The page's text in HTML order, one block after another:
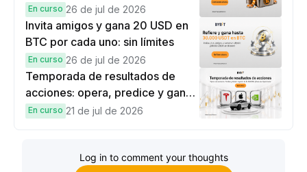
hasta 9,999 USDT en
recompensas
En curso 26 de jul de 2026
Invita amigos y gana 20 USD en
BTC por cada uno: sin límites
En curso 26 de jul de 2026
Temporada de resultados de
acciones: opera, predice y gana
una Cybertruck.
En curso 21 de jul de 2026
Log in to comment your thoughts